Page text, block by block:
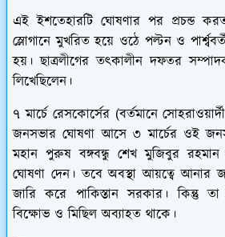
এই ইশতেহারটি ঘোষণার পর প্রচন্ড
স্লোগানে মুখরিত হয়ে ওঠে পল্টন ও
হয়। ছাত্রলীগের তৎকালীন দফতর
লিখেছিলেন।
৭ মার্চে রেসকোর্সের (বর্তমানে
জনসভার ঘোষণা আসে ৩ মার্চের ওই
মহান পুরুষ বঙ্গবন্ধু শেখ মুজিবুর রহমান
ঘোষণা দেন। তবে অবস্থা আয়ত্বে আনার
জারি করে পাকিস্তান সরকার। কিন্তু
বিক্ষোভ ও মিছিল অব্যাহত থাকে।